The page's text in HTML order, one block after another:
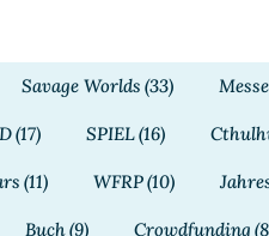
Savage Worlds (33) Messe
(17) SPIEL(16)
(11) WFRP(10)
Buch(9) Crowdfunding